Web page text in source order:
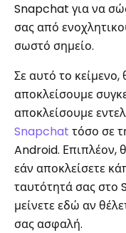
Snapchat για να
σας από
σωστό σημείο.
Σε αυτό το
αποκλείσουμε
αποκλείσουμε
Snapchat τόσο σε
Android. Επιπλέον,
εάν αποκλείσετε
ταυτότητά σας στο
μείνετε εδώ αν
σας ασφαλή.